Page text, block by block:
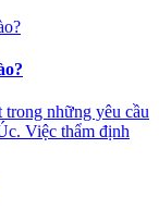
trong những yêu cầu
Việc thẩm định